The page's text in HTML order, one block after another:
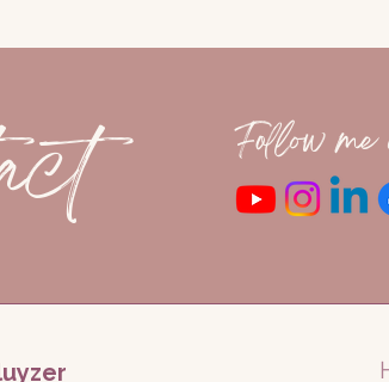
Follow me